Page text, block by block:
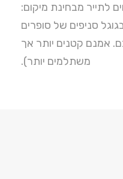
לתייר מבחינת מיקום:
סניפים של סופרים
אמנם קטנים יותר אך
משתלמים יותר).